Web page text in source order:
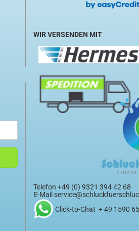
WIR VERSENDEN MIT
Telefon +49 (0) 9321 394 42 68
E-Mail
Click-to-Chat + 49 1590